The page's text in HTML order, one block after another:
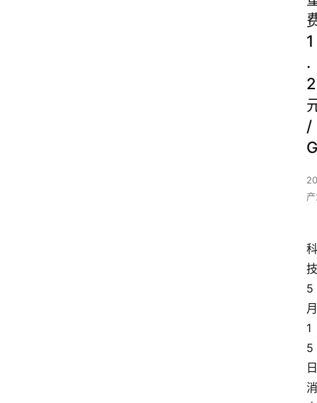
1
.
2
/
G
科
技
5
月
1
5
日
消